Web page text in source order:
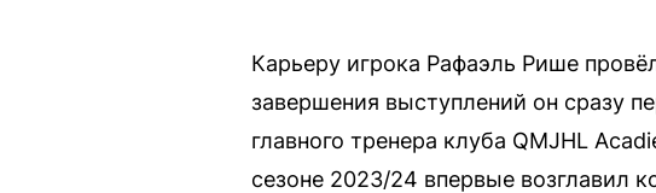
Карьеру игрока Рафаэль Рише
завершения выступлений он сразу
главного тренера клуба QMJHL
сезоне 2023/24 впервые возглавил